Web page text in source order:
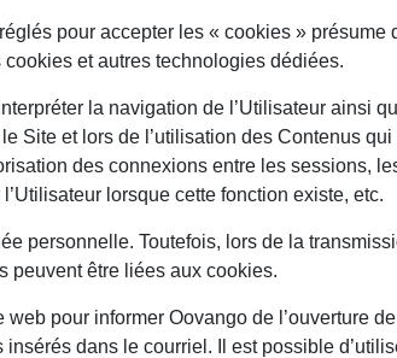
pour accepter les « cookies » présume
et autres technologies dédiées.
la navigation de l’Utilisateur ainsi
Site et lors de l’utilisation des Contenus
des connexions entre les sessions,
lorsque cette fonction existe, etc.
personnelle. Toutefois, lors de la
peuvent être liées aux cookies.
pour informer Oovango de l’ouverture
dans le courriel. Il est possible